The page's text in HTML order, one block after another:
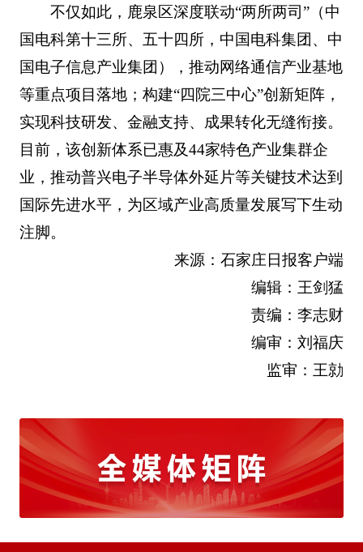
不仅如此，鹿泉区深度联动“两所两司”（中
国电科第十三所、五十四所，中国电科集团、中
国电子信息产业集团），推动网络通信产业基地
等重点项目落地；构建“四院三中心”创新矩阵，
实现科技研发、金融支持、成果转化无缝衔接。
目前，该创新体系已惠及44家特色产业集群企
业，推动普兴电子半导体外延片等关键技术达到
国际先进水平，为区域产业高质量发展写下生动
注脚。
来源：石家庄日报客户端
编辑：王剑猛
责编：李志财
编审：刘福庆
监审：王勍